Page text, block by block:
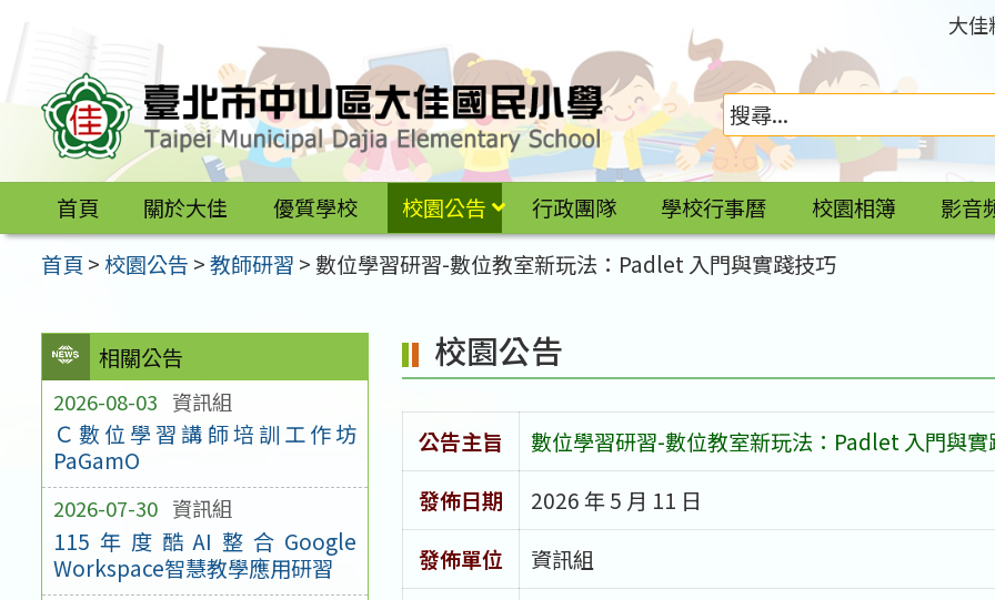
區
大佳
首頁 關於大佳 優質學校 校園公告 行政團隊 學校行事曆 校園相簿
影音
首頁 >校園公告 >教師研習 >數位學習研習-數位教室新玩法：Padlet 入門與實踐技巧
相關公告
2026-08-03 資訊組
Ｃ數位學習講師培訓工作坊
PaGamO
2026-07-30 資訊組
115年度酷AI整合Google
Workspace智慧教學應用研習
校園公告
公告主旨
數位學習研習-數位教室新玩法：Padlet 入門與實
發佈日期
2026 年 5 月 11 日
發佈單位
資訊組